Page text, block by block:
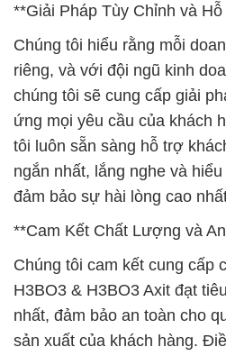
**Giải Pháp Tùy Chỉnh và
Chúng tôi hiểu rằng mỗi
riêng, và với đội ngũ kinh
chúng tôi sẽ cung cấp giải
ứng mọi yêu cầu của khách
tôi luôn sẵn sàng hỗ trợ
ngắn nhất, lắng nghe và
đảm bảo sự hài lòng cao
**Cam Kết Chất Lượng và
Chúng tôi cam kết cung cấp
H3BO3 & H3BO3 Axit đạt
nhất, đảm bảo an toàn cho
sản xuất của khách hàng.